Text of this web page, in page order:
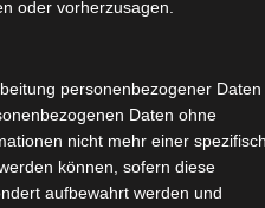
oder vorherzusagen.
personenbezogener Daten
Daten ohne
nicht mehr einer
können, sofern diese
aufbewahrt werden und